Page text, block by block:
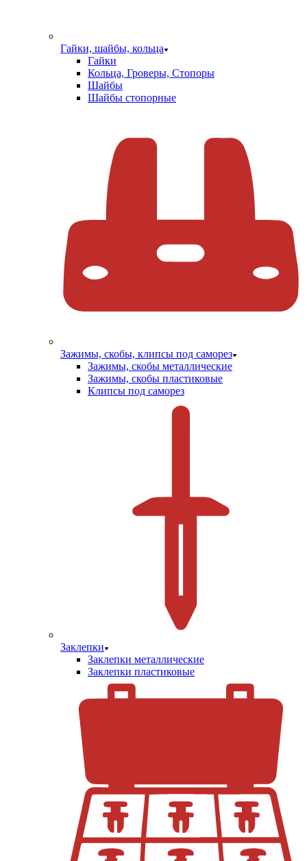
Гайки, шайбы, кольца
Гайки
Кольца, Гроверы, Стопоры
Шайбы
Шайбы стопорные
Зажимы, скобы, клипсы под саморез
Зажимы, скобы металлические
Зажимы, скобы пластиковые
Клипсы под саморез
Заклепки
Заклепки металлические
Заклепки пластиковые